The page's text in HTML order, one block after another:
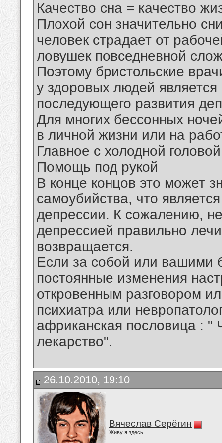
Качество сна = качество
Плохой сон значительно
человек страдает от
ловушек повседневной
Поэтому бристольские
у здоровых людей
последующего развития
Для многих бессонных
в личной жизни или на
Главное с холодной
Помощь под рукой
В конце концов это может
самоубийства, что
депрессии. К сожалению,
депрессией правильно
возвращается.
Если за собой или вашими
постоянные изменения
откровенным разговором
психиатра или
африканская пословица : "
лекарство".
26.10.2010, 19:10
Вячеслав Серёгин
Живу я здесь